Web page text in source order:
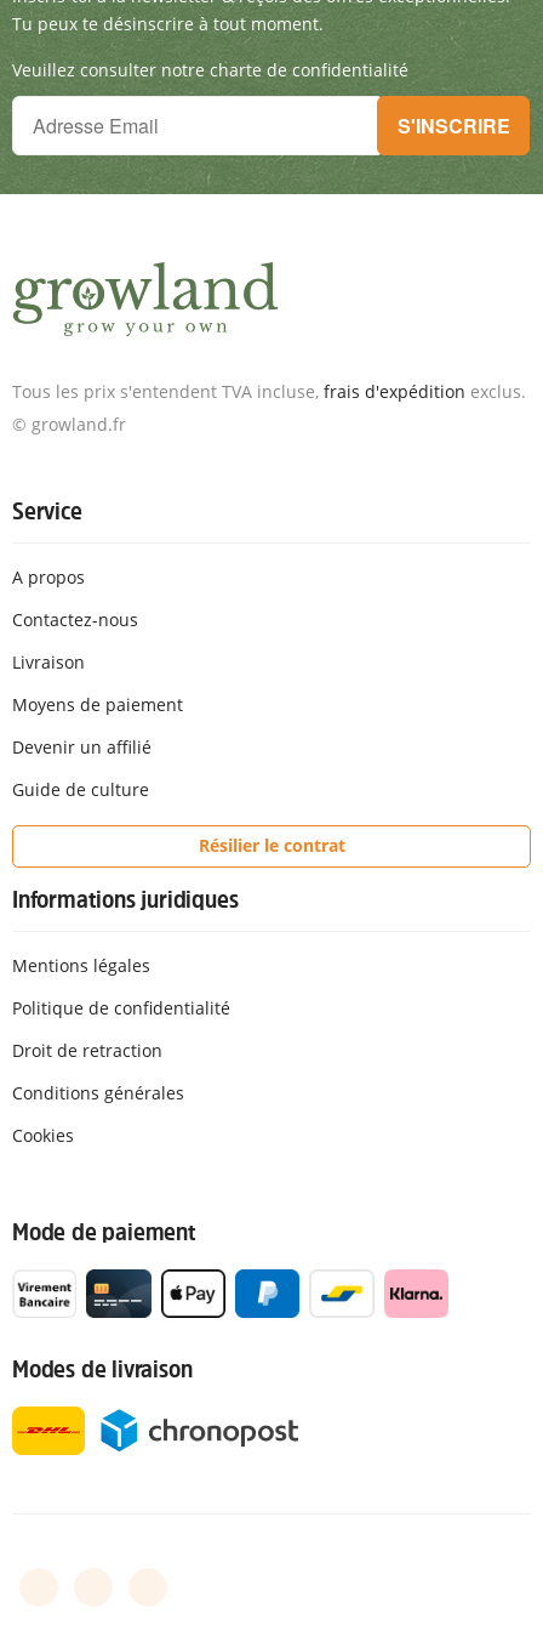
Tu peux te désinscrire à tout moment.
Veuillez consulter notre charte de confidentialité
Tu ne peux plus rien manquer !
Inscris-toi à la newsletter & reçois des offres exceptionnelles.
S'INSCRIRE
Tous les prix s'entendent TVA incluse, frais d'expédition exclus.
© growland.fr
Service
A propos
Contactez-nous
Livraison
Moyens de paiement
Devenir un affilié
Guide de culture
Résilier le contrat
Informations juridiques
Mentions légales
Politique de confidentialité
Droit de retraction
Conditions générales
Cookies
Mode de paiement
Modes de livraison